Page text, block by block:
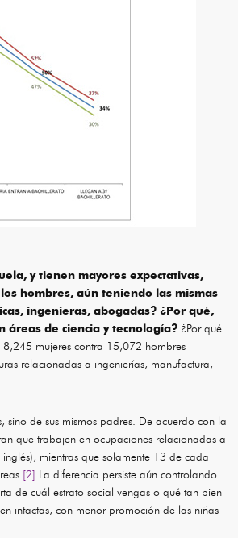
y tienen mayores expectativas,
hombres, aún teniendo las mismas
ingenieras, abogadas? ¿Por qué,
áreas de ciencia y tecnología? ¿Por qué
mujeres contra 15,072 hombres
relacionadas a ingenierías, manufactura,
sino de sus mismos padres. De acuerdo con la
que trabajen en ocupaciones relacionadas a
mientras que solamente 13 de cada
[2] La diferencia persiste aún controlando
de cuál estrato social vengas o qué tan bien
intactas, con menor promoción de las niñas